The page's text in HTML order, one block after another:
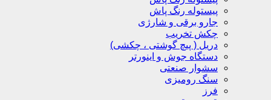
پیستوله رنگ پاش
جارو برقی و شارژی
چکش تخریب
دریل ( پیچ گوشتی ، چکشی)
دستگاه جوش و اینورتر
سشوار صنعتی
سنگ رومیزی
فرز